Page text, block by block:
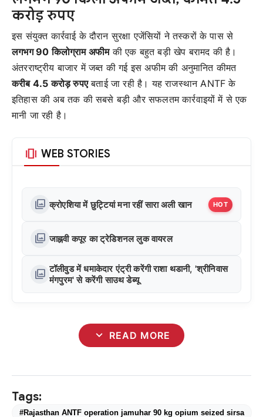
करोड़ रुपए
इस संयुक्त कार्रवाई के दौरान सुरक्षा एजेंसियों ने तस्करों के पास से
लगभग 90 किलोग्राम अफीमकी एक बहुत बड़ी खेप बरामद की है।
अंतरराष्ट्रीय बाजार में जब्त की गई इस अफीम की अनुमानित कीमत
करीब 4.5 करोड़ रुपएबताई जा रही है। यह राजस्थान ANTF के
इतिहास की अब तक की सबसे बड़ी और सफलतम कार्रवाइयों में से एक
मानी जा रही है।
amp_stories WEB STORIES
photo_library क्रोएशिया में छुट्टियां मना रहीं सारा अली खान HOT
photo_library जाह्नवी कपूर का ट्रेडिशनल लुक वायरल
photo_library टॉलीवुड में धमाकेदार एंट्री करेंगी राशा थडानी, 'श्रीनिवास
मंगपुरम' से करेंगी साउथ डेब्यू
expand_more READ MORE
Tags:
#Rajasthan ANTF operation jamuhar 90 kg opium seized sirsa